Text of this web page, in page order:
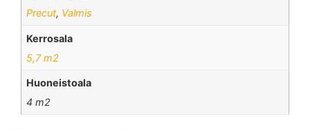
Precut, Valmis
Kerrosala
5,7 m2
Huoneistoala
4 m2